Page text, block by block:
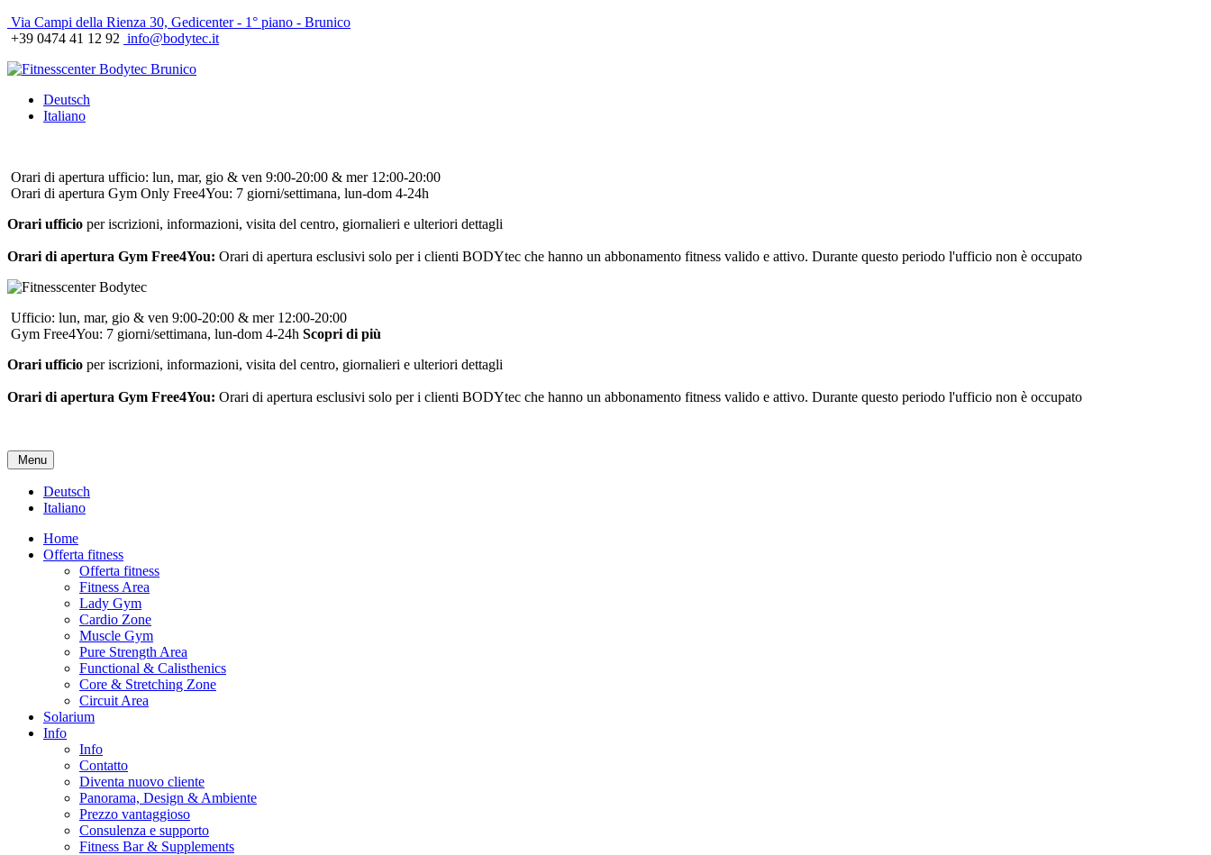
Via Campi della Rienza 30, Gedicenter - 1° piano - Brunico
+39 0474 41 12 92 info@bodytec.it
Deutsch
Italiano
Orari di apertura ufficio: lun, mar, gio & ven 9:00-20:00 & mer 12:00-20:00
Orari di apertura Gym Only Free4You: 7 giorni/settimana, lun-dom 4-24h
Orari ufficio per iscrizioni, informazioni, visita del centro, giornalieri e ulteriori dettagli
Orari di apertura Gym Free4You: Orari di apertura esclusivi solo per i clienti BODYtec che hanno un abbonamento fitness valido e attivo. Durante questo periodo l'ufficio non è occupato
Ufficio: lun, mar, gio & ven 9:00-20:00 & mer 12:00-20:00
Gym Free4You: 7 giorni/settimana, lun-dom 4-24h Scopri di più
Orari ufficio per iscrizioni, informazioni, visita del centro, giornalieri e ulteriori dettagli
Orari di apertura Gym Free4You: Orari di apertura esclusivi solo per i clienti BODYtec che hanno un abbonamento fitness valido e attivo. Durante questo periodo l'ufficio non è occupato
Menu
Deutsch
Italiano
Home
Offerta fitness
Offerta fitness
Fitness Area
Lady Gym
Cardio Zone
Muscle Gym
Pure Strength Area
Functional & Calisthenics
Core & Stretching Zone
Circuit Area
Solarium
Info
Info
Contatto
Diventa nuovo cliente
Panorama, Design & Ambiente
Prezzo vantaggioso
Consulenza e supporto
Fitness Bar & Supplements